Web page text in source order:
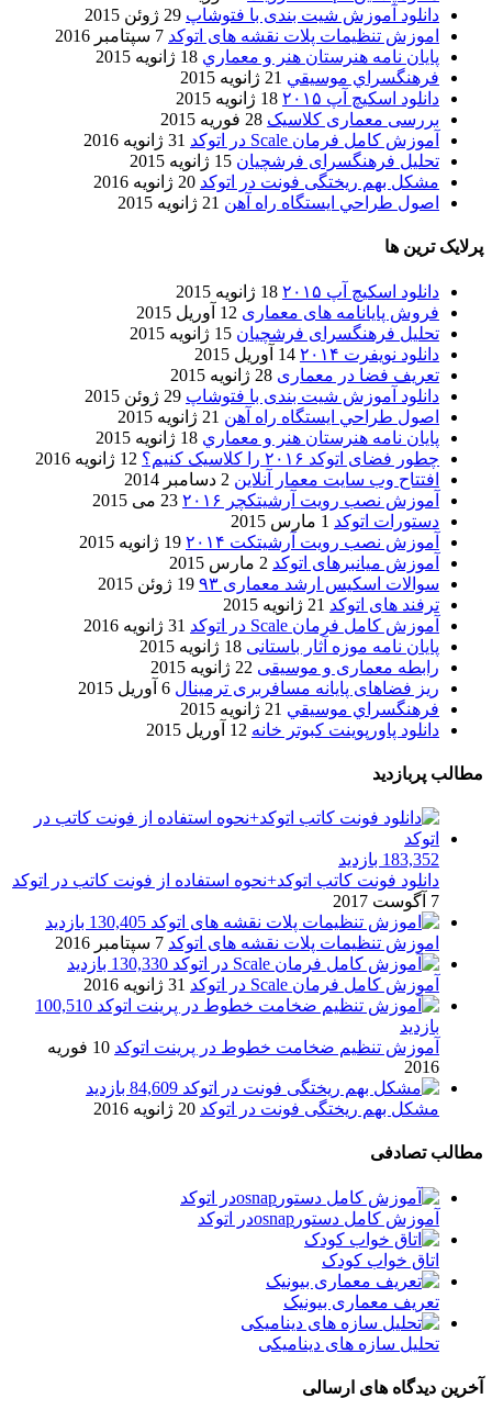
دانلود آموزش شیت بندی با فتوشاپ 29 ژوئن 2015
اموزش تنظیمات پلات نقشه های اتوکد 7 سپتامبر 2016
پایان نامه هنرستان هنر و معماري 18 ژانویه 2015
فرهنگسراي موسيقي 21 ژانویه 2015
دانلود اسکیچ آپ ۲۰۱۵
18 ژانویه 2015
بررسی معماری کلاسیک 28 فوریه 2015
آموزش کامل فرمان Scale در اتوکد
31 ژانویه 2016
تحلیل فرهنگسرای فرشچیان 15 ژانویه 2015
مشکل بهم ریختگی فونت در اتوکد 20 ژانویه 2016
اصول طراحي ایستگاه راه آهن 21 ژانویه 2015
پرلایک ترین ها
دانلود اسکیچ آپ ۲۰۱۵
18 ژانویه 2015
فروش پایانامه های معماری 12 آوریل 2015
تحلیل فرهنگسرای فرشچیان 15 ژانویه 2015
دانلود نویفرت ۲۰۱۴
14 آوریل 2015
تعریف فضا در معماری 28 ژانویه 2015
دانلود آموزش شیت بندی با فتوشاپ 29 ژوئن 2015
اصول طراحي ایستگاه راه آهن 21 ژانویه 2015
پایان نامه هنرستان هنر و معماري 18 ژانویه 2015
چطور فضای اتوکد ۲۰۱۶ را کلاسیک کنیم؟
12 ژانویه 2016
افتتاح وب سایت معمار آنلاین 2 دسامبر 2014
آموزش نصب رویت آرشیتکچر ۲۰۱۶
23 می 2015
دستورات اتوکد 1 مارس 2015
آموزش نصب رویت آرشیتکت ۲۰۱۴
19 ژانویه 2015
آموزش میانبرهای اتوکد 2 مارس 2015
سوالات اسکیس ارشد معماری ۹۳
19 ژوئن 2015
ترفند های اتوکد 21 ژانویه 2015
آموزش کامل فرمان Scale در اتوکد
31 ژانویه 2016
پایان نامه موزه آثار باستانی 18 ژانویه 2015
رابطه معماری و موسیقی 22 ژانویه 2015
ریز فضاهای پایانه مسافربری ترمینال 6 آوریل 2015
فرهنگسراي موسيقي 21 ژانویه 2015
دانلود پاورپوینت کبوتر خانه 12 آوریل 2015
مطالب پربازدید
183,352 بازدید
دانلود فونت کاتب اتوکد+نحوه استفاده از فونت کاتب در اتوکد
7 آگوست 2017
130,405 بازدید
اموزش تنظیمات پلات نقشه های اتوکد 7 سپتامبر 2016
130,330 بازدید
آموزش کامل فرمان Scale در اتوکد
31 ژانویه 2016
100,510
بازدید
آموزش تنظیم ضخامت خطوط در پرینت اتوکد
10 فوریه
2016
84,609 بازدید
مشکل بهم ریختگی فونت در اتوکد 20 ژانویه 2016
مطالب تصادفی
آموزش کامل دستورosnapدر اتوکد
اتاق خواب کودک
تعریف معماری بیونیک
تحلیل سازه های ديناميکی
آخرین دیدگاه های ارسالی